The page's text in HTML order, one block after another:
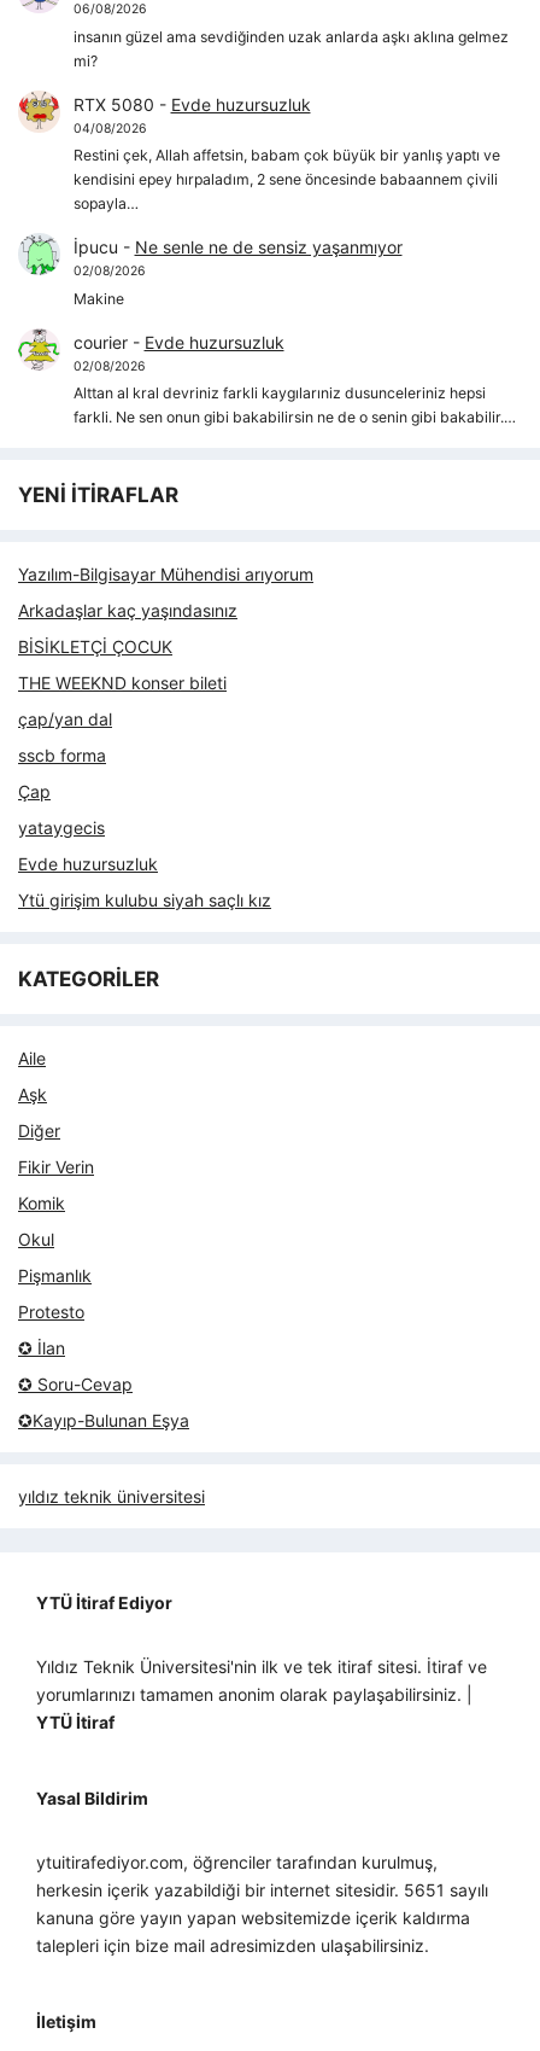
06/08/2026
insanın güzel ama sevdiğinden uzak anlarda aşkı aklına gelmez
mi?
RTX 5080 - Evde huzursuzluk
04/08/2026
Restini çek, Allah affetsin, babam çok büyük bir yanlış yaptı ve
kendisini epey hırpaladım, 2 sene öncesinde babaannem çivili
sopayla…
İpucu - Ne senle ne de sensiz yaşanmıyor
02/08/2026
Makine
courier- Evde huzursuzluk
02/08/2026
Alttan al kral devriniz farkli kaygılarıniz dusunceleriniz hepsi
farkli. Ne sen onun gibi bakabilirsin ne de o senin gibi bakabilir.…
YENİ İTİRAFLAR
Yazılım-Bilgisayar Mühendisi arıyorum
Arkadaşlar kaç yaşındasınız
BİSİKLETÇİ ÇOCUK
THE WEEKND konser bileti
çap/yan dal
sscb forma
Çap
yataygecis
Evde huzursuzluk
Ytü girişim kulubu siyah saçlı kız
KATEGORİLER
Aile
Aşk
Diğer
Fikir Verin
Komik
Okul
Pişmanlık
Protesto
✪ İlan
✪ Soru-Cevap
✪Kayıp-Bulunan Eşya
yıldız teknik üniversitesi
YTÜ İtiraf Ediyor
Yıldız Teknik Üniversitesi'nin ilk ve tek itiraf sitesi. İtiraf ve
yorumlarınızı tamamen anonim olarak paylaşabilirsiniz. |
YTÜ İtiraf
Yasal Bildirim
ytuitirafediyor.com, öğrenciler tarafından kurulmuş,
herkesin içerik yazabildiği bir internet sitesidir. 5651 sayılı
kanuna göre yayın yapan websitemizde içerik kaldırma
talepleri için bize mail adresimizden ulaşabilirsiniz.
İletişim